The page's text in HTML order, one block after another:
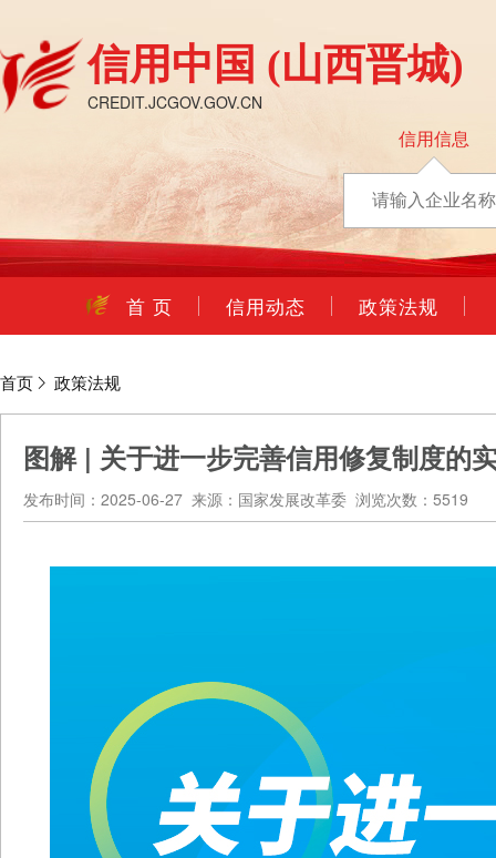
信用中国 (山西晋城)
CREDIT.JCGOV.GOV.CN
信用信息
首 页 信用动态 政策法规
首页 政策法规
图解 | 关于进一步完善信用修复制度的
发布时间：2025-06-27 来源：国家发展改革委 浏览次数：5519